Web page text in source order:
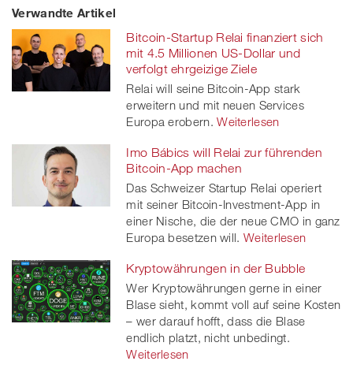
on
Facebook
on
twitt
er
linkedinXing
Verwandte Artikel
Bitcoin-Startup Relai finanziert sich
mit 4.5 Millionen US-Dollar und
verfolgt ehrgeizige Ziele
Relai will seine Bitcoin-App stark
erweitern und mit neuen Services
Europa erobern. Weiterlesen
Imo Bábics will Relai zur führenden
Bitcoin-App machen
Das Schweizer Startup Relai operiert
mit seiner Bitcoin-Investment-App in
einer Nische, die der neue CMO in ganz
Europa besetzen will. Weiterlesen
Kryptowährungen in der Bubble
Wer Kryptowährungen gerne in einer
Blase sieht, kommt voll auf seine Kosten
– wer darauf hofft, dass die Blase
endlich platzt, nicht unbedingt.
Weiterlesen